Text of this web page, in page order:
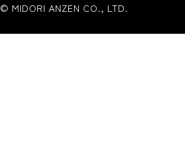
© MIDORI ANZEN CO., LTD.